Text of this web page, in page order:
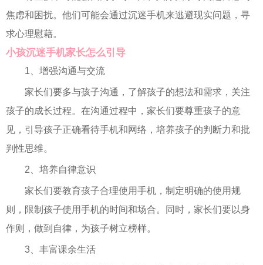
焦虑和困扰。他们可能会通过沉迷手机来逃避现实问题，寻
求心理慰藉。
小孩沉迷手机家长怎么引导
1、增强沟通与交流
家长们要多与孩子沟通，了解孩子的想法和需求，关注
孩子的成长过程。在沟通过程中，家长们要尊重孩子的意
见，引导孩子正确看待手机和网络，培养孩子的判断力和批
判性思维。
2、培养自律意识
家长们要教育孩子合理使用手机，制定明确的使用规
则，限制孩子使用手机的时间和场合。同时，家长们要以身
作则，做到自律，为孩子树立榜样。
3、丰富课余生活